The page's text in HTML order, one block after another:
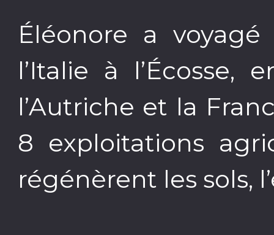
Éléonore a
l’Italie à l’Écosse,
l’Autriche et la
8 exploitations
régénèrent les sols,